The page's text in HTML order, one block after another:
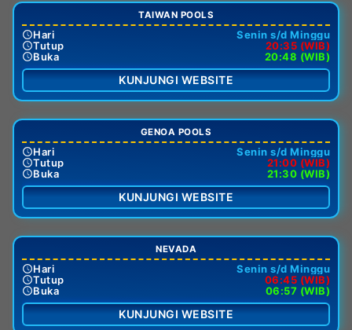
TAIWAN POOLS
Hari
Senin s/d Minggu
Tutup
20:35 (WIB)
Buka
20:48 (WIB)
KUNJUNGI WEBSITE
GENOA POOLS
Hari
Senin s/d Minggu
Tutup
21:00 (WIB)
Buka
21:30 (WIB)
KUNJUNGI WEBSITE
NEVADA
Hari
Senin s/d Minggu
Tutup
06:45 (WIB)
Buka
06:57 (WIB)
KUNJUNGI WEBSITE